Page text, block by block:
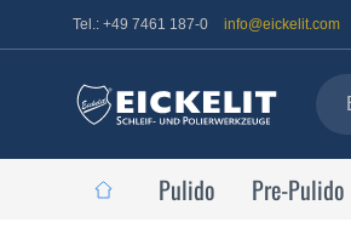
Tel.: +49 7461 187-0 info@eickelit.com
Pulido Pre-Pulido